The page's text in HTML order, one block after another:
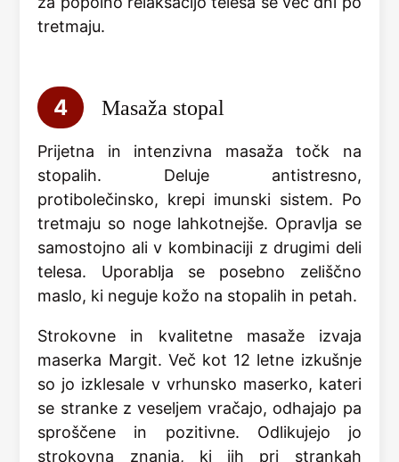
tretmaju.
4 Masaža stopal
Prijetna in intenzivna masaža točk na
stopalih. Deluje antistresno,
protibolečinsko, krepi imunski sistem. Po
tretmaju so noge lahkotnejše. Opravlja se
samostojno ali v kombinaciji z drugimi deli
telesa. Uporablja se posebno zeliščno
maslo, ki neguje kožo na stopalih in petah.
Strokovne in kvalitetne masaže izvaja
maserka Margit. Več kot 12 letne izkušnje
so jo izklesale v vrhunsko maserko, kateri
se stranke z veseljem vračajo, odhajajo pa
sproščene in pozitivne. Odlikujejo jo
strokovna znanja, ki jih pri strankah